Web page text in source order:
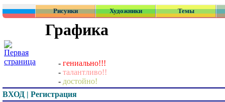
Рисунки Художники Темы
Графика
- гениально!!!
- талантливо!!
- достойно!
ВХОД | Регистрация